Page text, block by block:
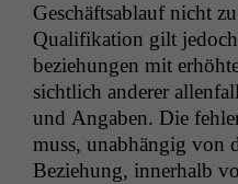
Geschäftsablauf nicht
Qual­i­fika­tion gilt
beziehun­gen mit
sichtlich ander­er
und Angaben. Die
muss, unab­hängig von
Beziehung, inner­halb